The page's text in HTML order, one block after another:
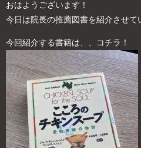
おはようございます！
今日は院長の推薦図書を紹介させ
今回紹介する書籍は、、コチラ！